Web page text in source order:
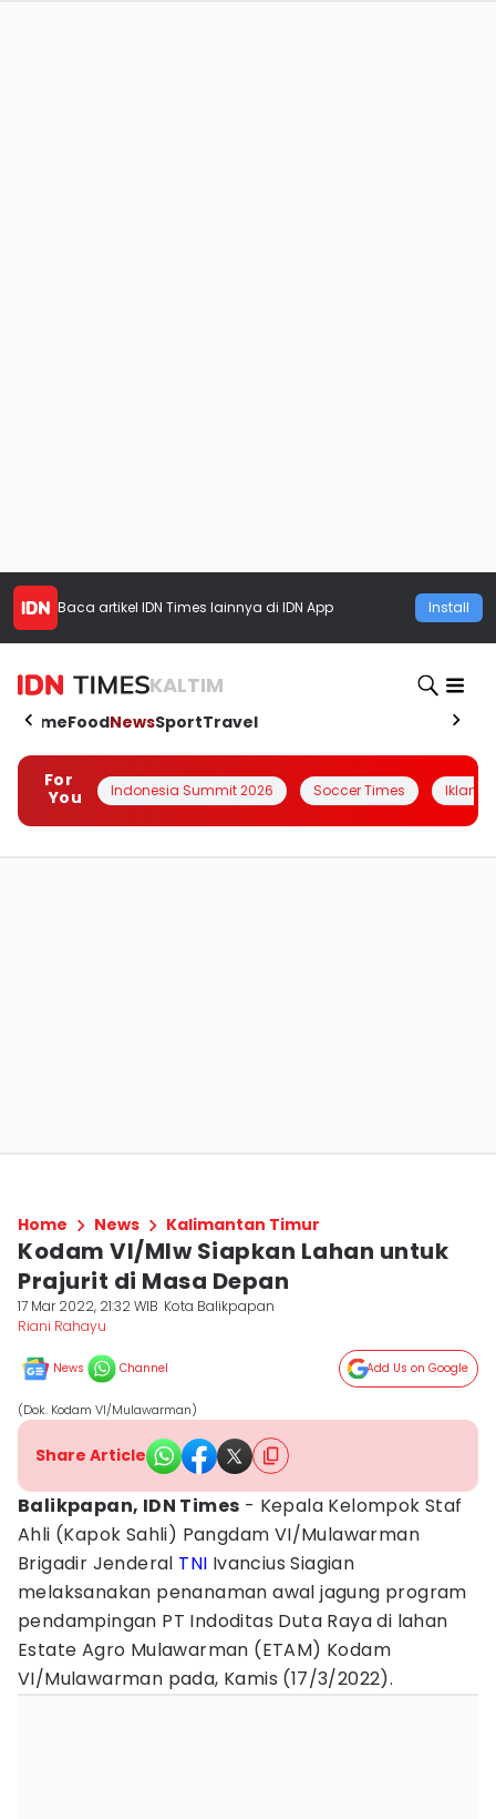
Baca artikel IDN Times lainnya di IDN App Install
KALTIM
HomeFoodNewsSportTravel
For
You
Indonesia Summit 2026 Soccer Times Iklanin
Home News Kalimantan Timur
Kodam VI/Mlw Siapkan Lahan untuk
Prajurit di Masa Depan
17 Mar 2022, 21:32 WIB Kota Balikpapan
Riani Rahayu
News Channel Add Us on Google
(Dok. Kodam VI/Mulawarman)
Share Article
Balikpapan, IDN Times - Kepala Kelompok Staf
Ahli (Kapok Sahli) Pangdam VI/Mulawarman
Brigadir Jenderal TNI Ivancius Siagian
melaksanakan penanaman awal jagung program
pendampingan PT Indoditas Duta Raya di lahan
Estate Agro Mulawarman (ETAM) Kodam
VI/Mulawarman pada, Kamis (17/3/2022).